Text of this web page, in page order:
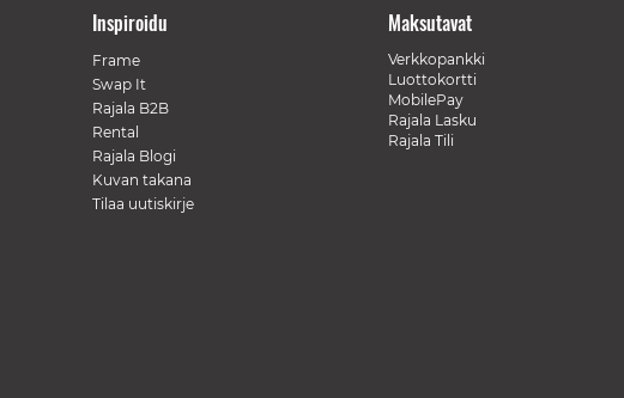
Inspiroidu
Frame
Swap It
Rajala B2B
Rental
Rajala Blogi
Kuvan takana
Tilaa uutiskirje
Maksutavat
Verkkopankki
Luottokortti
MobilePay
Rajala Lasku
Rajala Tili